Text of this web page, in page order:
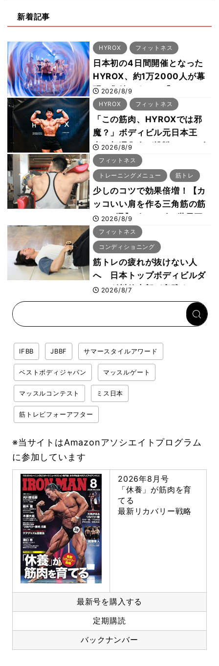
新着記事
HYROX フィットネス
日本初の4日間開催となった
HYROX、約1万2000人が幕
張に集結 すでに「2028、
29年の大会も準備」
2026/8/9
HYROX フィットネス
「この筋肉、HYROXでは邪
魔？」ボディビル元日本王
者・相澤隼人が挑戦 バーピ
ーでは驚異の種目2位
2026/8/9
フィットネス
トレーニングメニュー 筋トレ
少しのコツで効果倍増！【カ
ッコいい肩を作る三角筋の筋
トレ6選】ボディビル世界王
者が解説！
2026/8/9
フィットネス
コンディショニング
筋トレの疲れが抜けない人
へ 日本トップボディビルダ
ー・刈川啓志郎が実践する
「回復習慣」
2026/8/7
IFBB JBBF サマースタイルアワード
ベストボディジャパン マッスルゲート
マッスルコンテスト ミス日本
筋トレビフォーアフター
※当サイトはAmazonアソシエイトプログラム
に参加しています
2026年8月号
「休養」が筋肉を育
てる
最新リカバリー戦略
最新号を購入する
定期購読
バックナンバー